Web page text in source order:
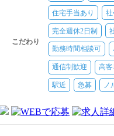
こだわり
住宅手当あり
完全週休2日制
勤務時間相談可
通信制歓迎 高客
駅近 急募 ノ